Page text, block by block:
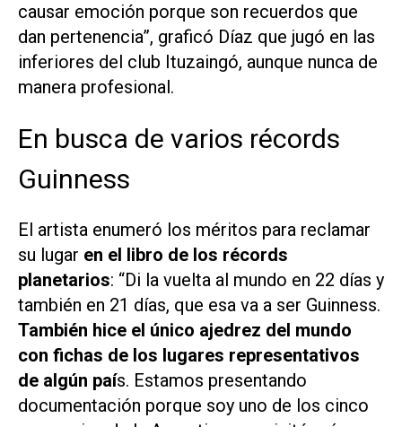
causar emoción porque son recuerdos que
dan pertenencia”, graficó Díaz que jugó en las
inferiores del club Ituzaingó, aunque nunca de
manera profesional.
En busca de varios récords
Guinness
El artista enumeró los méritos para reclamar
su lugar en el libro de los récords
planetarios: “Di la vuelta al mundo en 22 días y
también en 21 días, que esa va a ser Guinness.
También hice el único ajedrez del mundo
con fichas de los lugares representativos
de algún país. Estamos presentando
documentación porque soy uno de los cinco